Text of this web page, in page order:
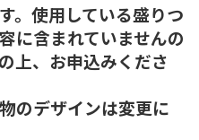
。使用している盛りつ
に含まれていませんの
上、お申込みくださ
のデザインは変更に